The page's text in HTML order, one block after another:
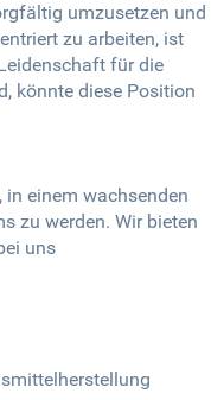
umzusetzen und
zu arbeiten, ist
für die
könnte diese Position
einem wachsenden
zu werden. Wir bieten
uns